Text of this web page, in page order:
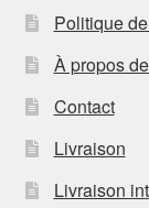
Politique
À propos
Contact
Livraison
Livraison